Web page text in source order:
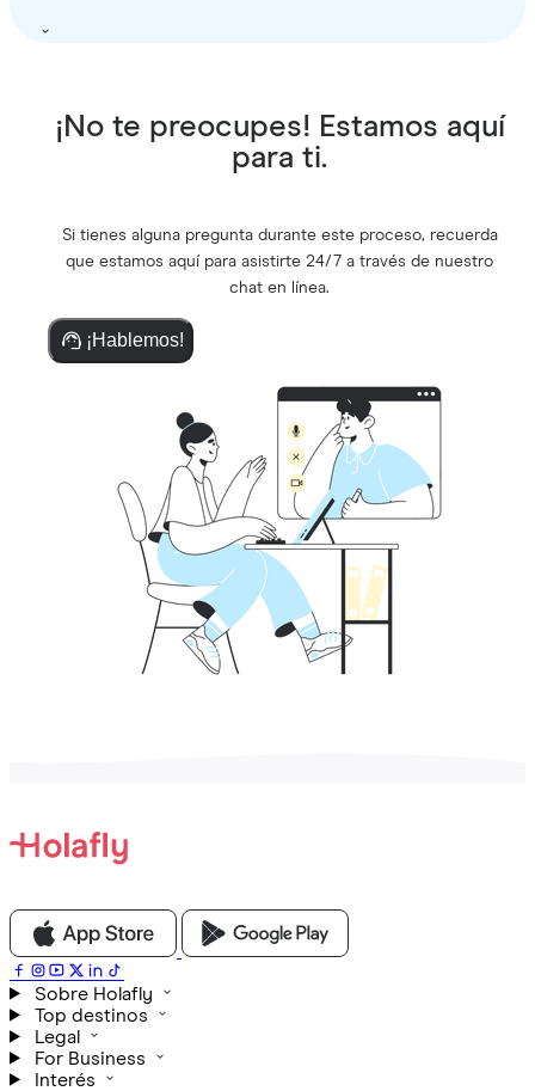
¡No te preocupes! Estamos aquí
para ti.
Si tienes alguna pregunta durante este proceso, recuerda
que estamos aquí para asistirte 24/7 a través de nuestro
chat en línea.
¡Hablemos!
Sobre Holafly
Top destinos
Legal
For Business
Interés